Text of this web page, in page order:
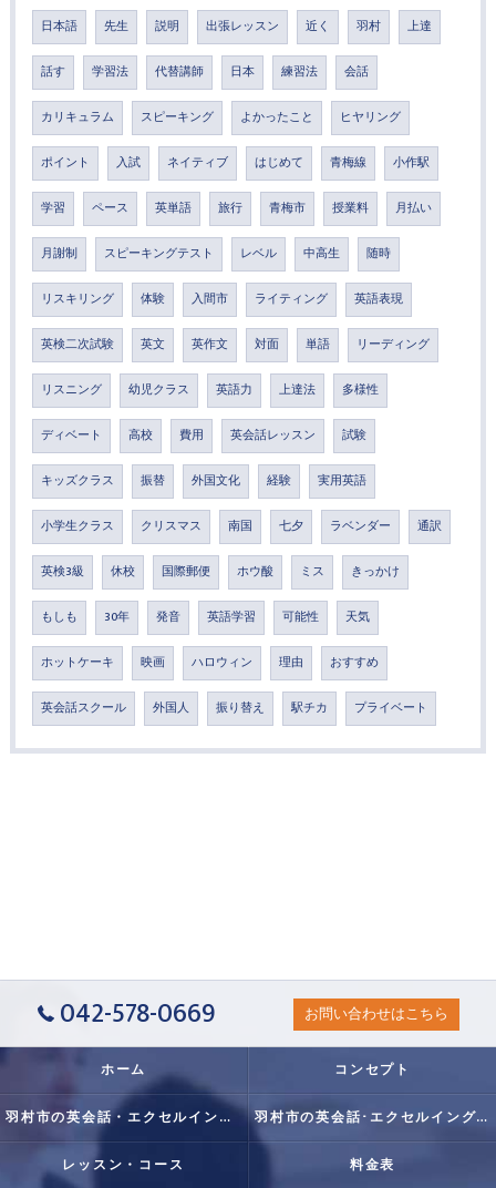
日本語 先生 説明 出張レッスン 近く 羽村 上達
話す 学習法 代替講師 日本 練習法 会話
カリキュラム スピーキング よかったこと ヒヤリング
ポイント 入試 ネイティブ はじめて 青梅線 小作駅
学習 ペース 英単語 旅行 青梅市 授業料 月払い
月謝制 スピーキングテスト レベル 中高生 随時
リスキリング 体験 入間市 ライティング 英語表現
英検二次試験 英文 英作文 対面 単語 リーディング
リスニング 幼児クラス 英語力 上達法 多様性
ディベート 高校 費用 英会話レッスン 試験
キッズクラス 振替 外国文化 経験 実用英語
小学生クラス クリスマス 南国 七夕 ラベンダー 通訳
英検3級 休校 国際郵便 ホウ酸 ミス きっかけ
もしも 30年 発音 英語学習 可能性 天気
ホットケーキ 映画 ハロウィン 理由 おすすめ
英会話スクール 外国人 振り替え 駅チカ プライベート
042-578-0669 お問い合わせはこちら
ホーム コンセプト
羽村市の英会話・エクセルイングリッシュクラブの口コミ情報 羽村市の英会話･エクセルイングリッシュクラブの評判
レッスン・コース 料金表